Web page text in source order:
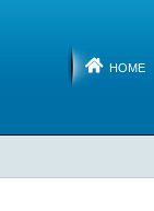
HOME